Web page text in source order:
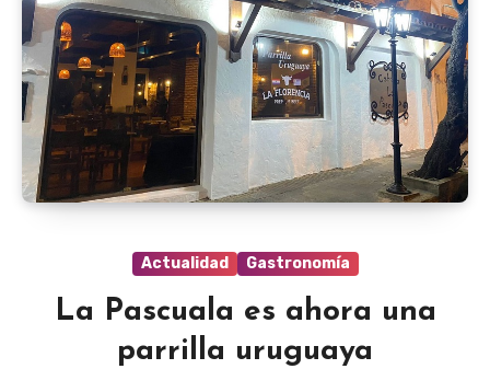
Actualidad Gastronomía
La Pascuala es ahora una
parrilla uruguaya